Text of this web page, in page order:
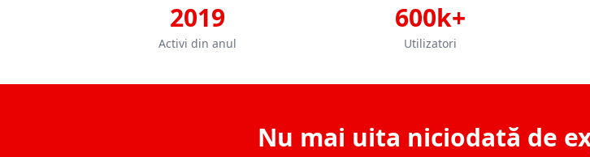
2019
Activi din anul
600k+
Utilizatori
Nu mai uita niciodată de